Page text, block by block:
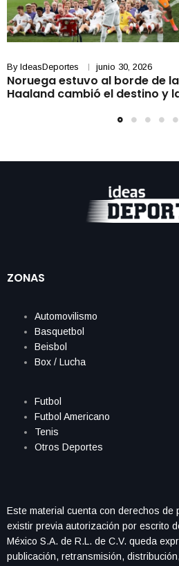
By IdeasDeportes junio 30, 2026
Noruega estuvo al borde de
Haaland cambió el destino y
ZONAS
Automovilismo
Basquetbol
Beisbol
Box / Lucha
Futbol
Futbol Americano
Tenis
Otros Deportes
Este material cuenta con derechos de
existir previa autorización por escrito
México S.A. de R.L. de C.V. queda
publicación, retransmisión,